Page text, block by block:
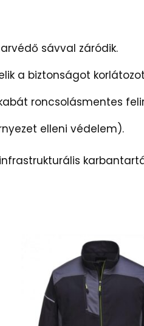
sávval záródik.
a biztonságot
roncsolásmentes
elleni védelem).